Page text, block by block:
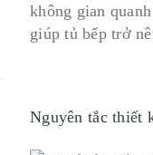
không gian
giúp tủ bếp trở
Nguyên tắc thiết